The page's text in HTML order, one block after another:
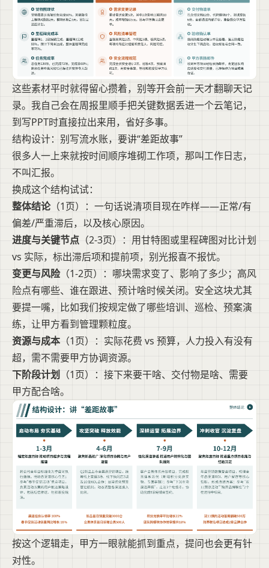
这些素材平时就得留心攒着，别等开会前一天才翻聊天记
录。我自己会在周报里顺手把关键数据丢进一个云笔记，
到写PPT时直接拉出来用，省好多事。
结构设计：别写流水账，要讲“差距故事”
很多人一上来就按时间顺序堆砌工作项，那叫工作日志，
不叫汇报。
换成这个结构试试：
整体结论（1页）：一句话说清项目现在咋样——正常/有
偏差/严重滞后，以及核心原因。
进度与关键节点 （2-3页）：用甘特图或里程碑图对比计划
vs 实际，标出滞后项和提前项，别光报喜不报忧。
变更与风险（1-2页）：哪块需求变了、影响了多少；高风
险点有哪些、谁在跟进、预计啥时候关闭。安全这块尤其
要提一嘴，比如我们按规定做了哪些培训、巡检、预案演
练，让甲方看到管理颗粒度。
资源与成本 （1页）：实际花费 vs 预算，人力投入有没有
超，需不需要甲方协调资源。
下阶段计划
（1页）：接下来要干啥、交付物是啥、需要
甲方配合啥。
按这个逻辑走，甲方一眼就能抓到重点，提问也会更有针
对性。